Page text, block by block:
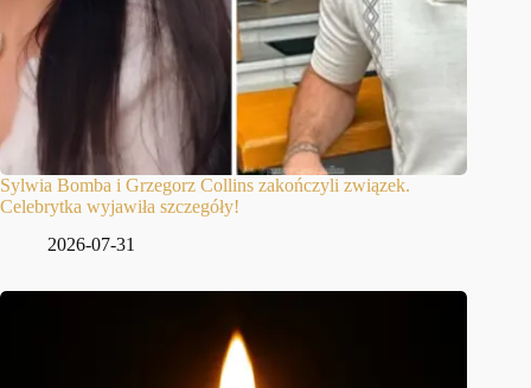
Sylwia Bomba i Grzegorz Collins zakończyli związek.
Celebrytka wyjawiła szczegóły!
2026-07-31